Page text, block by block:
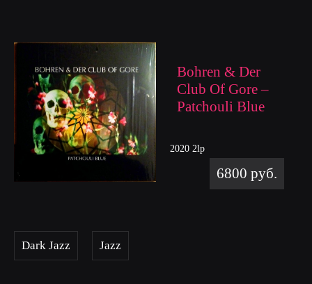
Bohren & Der
Club Of Gore –
Patchouli Blue
2020 2lp
6800 руб.
Dark Jazz Jazz